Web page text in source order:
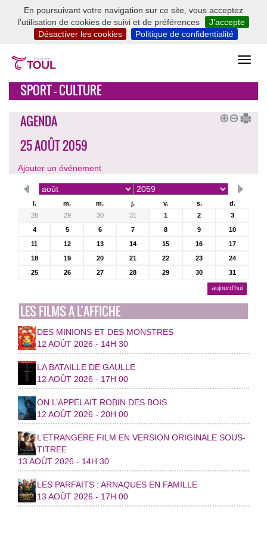
En poursuivant votre navigation sur ce site, vous acceptez
l’utilisation de cookies de suivi et de préférences
J’accepte
Désactiver les cookies
Politique de confidentialité
SPORT - CULTURE
AGENDA
25 AOÛT 2059
Ajouter un événement
l. m. m. j. v. s.
d.
28
29 30 31 1 2
3
4
5 6 7 8 9
10
11
12 13 14 15 16
17
18
19 20 21 22 23
24
25
26 27 28 29 30 31
aujourd’hui
LES FILMS A L’AFFICHE
DES MINIONS ET DES MONSTRES
12 AOÛT 2026 - 14H 30
LA BATAILLE DE GAULLE
12 AOÛT 2026 - 17H 00
ON L’APPELAIT ROBIN DES BOIS
12 AOÛT 2026 - 20H 00
L’ETRANGERE FILM EN VERSION ORIGINALE SOUS-
TITREE
13 AOÛT 2026 - 14H 30
LES PARFAITS : ARNAQUES EN FAMILLE
13 AOÛT 2026 - 17H 00